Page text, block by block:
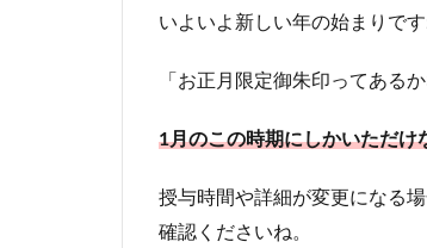
いよいよ新しい年の始まりです
「お正月限定御朱印ってある
1月のこの時期にしかいただけ
授与時間や詳細が変更になる
確認くださいね。